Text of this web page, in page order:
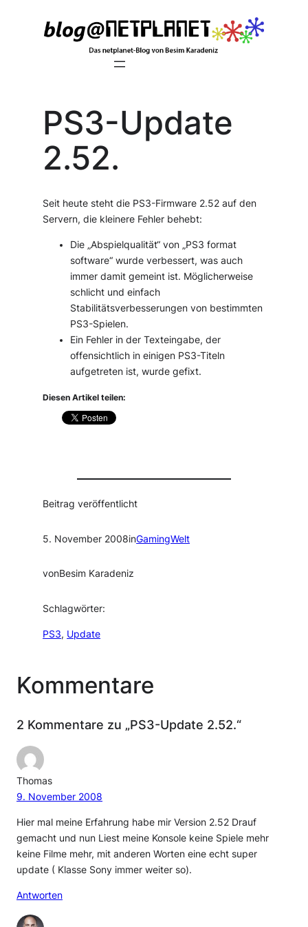
PS3-Update
2.52.
Seit heute steht die PS3-Firmware 2.52 auf den
Servern, die kleinere Fehler behebt:
Die „Abspielqualität“ von „PS3 format
software“ wurde verbessert, was auch
immer damit gemeint ist. Möglicherweise
schlicht und einfach
Stabilitätsverbesserungen von bestimmten
PS3-Spielen.
Ein Fehler in der Texteingabe, der
offensichtlich in einigen PS3-Titeln
aufgetreten ist, wurde gefixt.
Diesen Artikel teilen:
Beitrag veröffentlicht
5. November 2008inGamingWelt
vonBesim Karadeniz
Schlagwörter:
PS3, Update
Kommentare
2 Kommentare zu „PS3-Update 2.52.“
Thomas
9. November 2008
Hier mal meine Erfahrung habe mir Version 2.52 Drauf
gemacht und nun Liest meine Konsole keine Spiele mehr
keine Filme mehr, mit anderen Worten eine echt super
update ( Klasse Sony immer weiter so).
Antworten